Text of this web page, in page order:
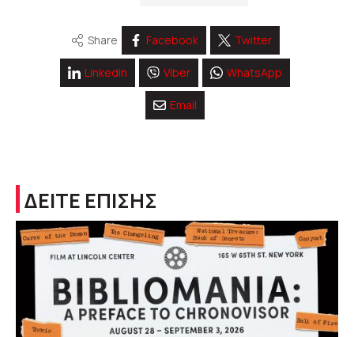
Share Facebook Twitter
Linkedin Viber WhatsApp
Email
ΔΕΙΤΕ ΕΠΙΣΗΣ